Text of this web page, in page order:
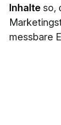
Inhalte so,
messbare